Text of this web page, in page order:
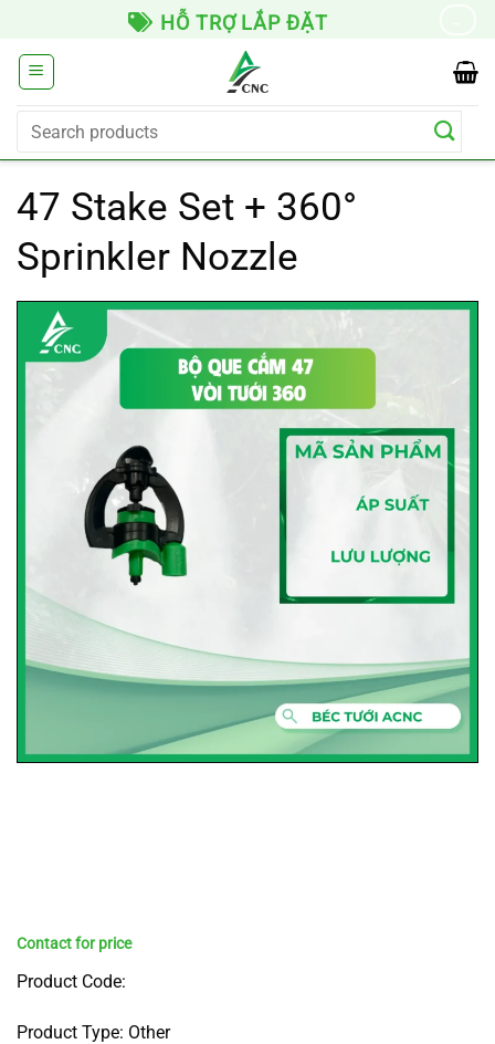
content
GIAO HÀNG TOÀN QUỐC
Search
47 Stake Set + 360°
Sprinkler Nozzle
Product Code:
Product Type: Other